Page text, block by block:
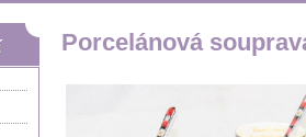
Porcelánová